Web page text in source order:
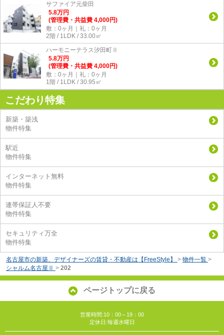
サファイア元柴田
5.8万円
(管理費・共益費 4,000円)
敷：0ヶ月｜礼：0ヶ月
2階 / 1LDK / 33.00㎡
ハーモニーテラス汐田町Ⅱ
5.8万円
(管理費・共益費 4,000円)
敷：0ヶ月｜礼：0ヶ月
1階 / 1LDK / 30.95㎡
こだわり特集
新築・築浅
物件特集
駅近
物件特集
インターネット無料
物件特集
連帯保証人不要
物件特集
セキュリティ万全
物件特集
名古屋市の新築、デザイナーズの賃貸・不動産は【FreeStyle】 > 物件一覧 >
シャルム名古屋Ⅱ > 202
ページトップに戻る
営業時間:10：00～19：00
定休日:毎週水曜日